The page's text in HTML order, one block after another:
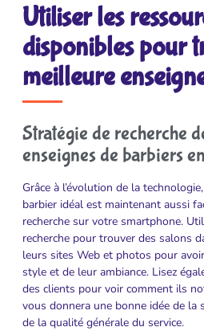
Utiliser les
disponibles pour
meilleure
Stratégie de recherche
enseignes de barbiers
Grâce à l’évolution de la
barbier idéal est maintenant aussi
recherche sur votre smartphone.
recherche pour trouver des salons
leurs sites Web et photos pour
style et de leur ambiance. Lisez
des clients pour voir comment ils
vous donnera une bonne idée de la
de la qualité générale du service.